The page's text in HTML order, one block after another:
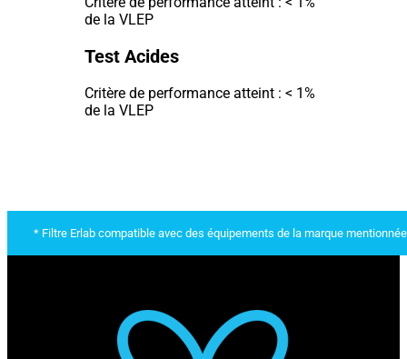
de la VLEP
Test Acides
Critère de performance atteint : < 1%
de la VLEP
* Filtre Erlab compatible avec des équipements de la marque